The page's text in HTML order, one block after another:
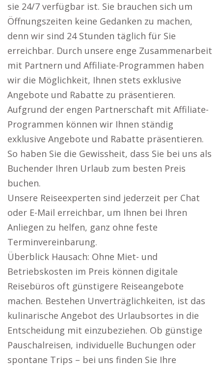
sie 24/7 verfügbar ist. Sie brauchen sich um
Öffnungszeiten keine Gedanken zu machen,
denn wir sind 24 Stunden täglich für Sie
erreichbar. Durch unsere enge Zusammenarbeit
mit Partnern und Affiliate-Programmen haben
wir die Möglichkeit, Ihnen stets exklusive
Angebote und Rabatte zu präsentieren.
Aufgrund der engen Partnerschaft mit Affiliate-
Programmen können wir Ihnen ständig
exklusive Angebote und Rabatte präsentieren.
So haben Sie die Gewissheit, dass Sie bei uns als
Buchender Ihren Urlaub zum besten Preis
buchen.
Unsere Reiseexperten sind jederzeit per Chat
oder E-Mail erreichbar, um Ihnen bei Ihren
Anliegen zu helfen, ganz ohne feste
Terminvereinbarung.
Überblick Hausach: Ohne Miet- und
Betriebskosten im Preis können digitale
Reisebüros oft günstigere Reiseangebote
machen. Bestehen Unverträglichkeiten, ist das
kulinarische Angebot des Urlaubsortes in die
Entscheidung mit einzubeziehen. Ob günstige
Pauschalreisen, individuelle Buchungen oder
spontane Trips – bei uns finden Sie Ihre